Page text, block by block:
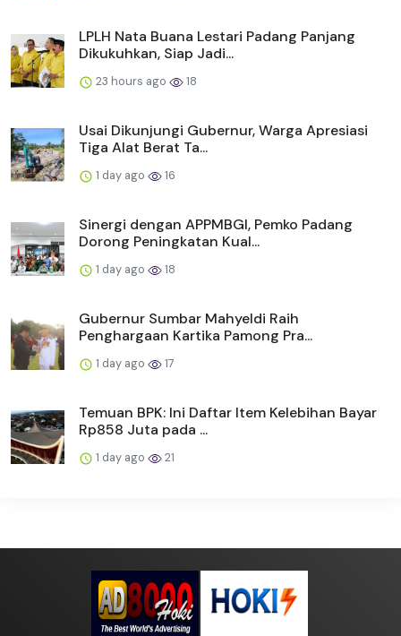
LPLH Nata Buana Lestari Padang Panjang
Dikukuhkan, Siap Jadi...
23 hours ago 18
Usai Dikunjungi Gubernur, Warga Apresiasi
Tiga Alat Berat Ta...
1 day ago 16
Sinergi dengan APPMBGI, Pemko Padang
Dorong Peningkatan Kual...
1 day ago 18
Gubernur Sumbar Mahyeldi Raih
Penghargaan Kartika Pamong Pra...
1 day ago 17
Temuan BPK: Ini Daftar Item Kelebihan Bayar
Rp858 Juta pada ...
1 day ago 21